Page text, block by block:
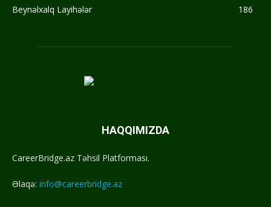
Beynəlxalq Layihələr
186
HAQQIMIZDA
CareerBridge.az Təhsil Platforması.
Əlaqə: info@careerbridge.az